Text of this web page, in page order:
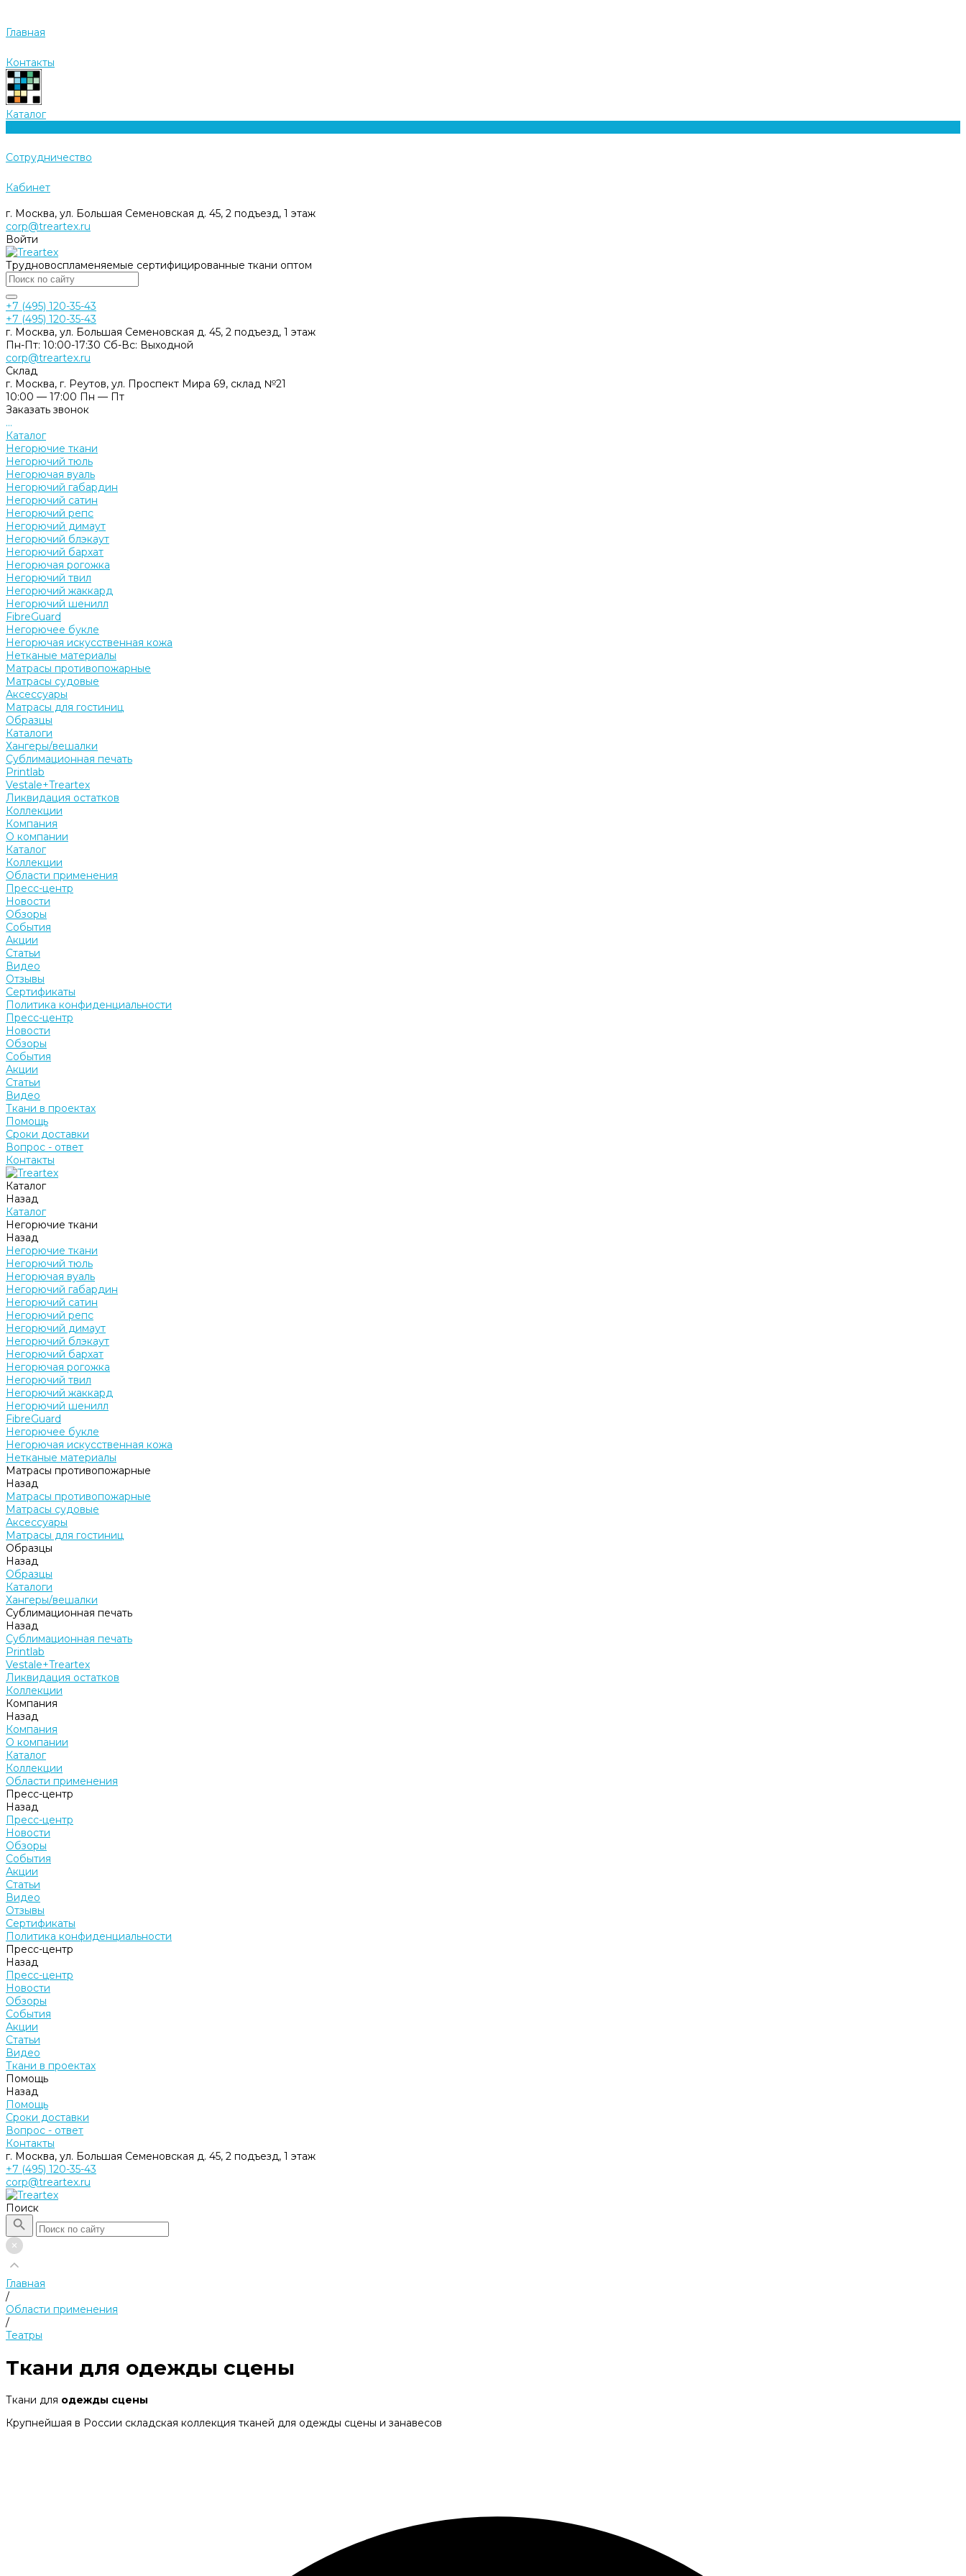
Главная
Контакты
Каталог
Cотрудничество
Кабинет
г. Москва, ул. Большая Семеновская д. 45, 2 подъезд, 1 этаж
corp@treartex.ru
Войти
Трудновоспламеняемые сертифицированные ткани оптом
+7 (495) 120-35-43
+7 (495) 120-35-43
г. Москва, ул. Большая Семеновская д. 45, 2 подъезд, 1 этаж
Пн-Пт: 10:00-17:30 Cб-Вс: Выходной
corp@treartex.ru
Склад
г. Москва, г. Реутов, ул. Проспект Мира 69, склад №21
10:00 — 17:00 Пн — Пт
Заказать звонок
...
Каталог
Негорючие ткани
Негорючий тюль
Негорючая вуаль
Негорючий габардин
Негорючий сатин
Негорючий репс
Негорючий димаут
Негорючий блэкаут
Негорючий бархат
Негорючая рогожка
Негорючий твил
Негорючий жаккард
Негорючий шенилл
FibreGuard
Негорючее букле
Негорючая искусственная кожа
Нетканые материалы
Матрасы противопожарные
Матрасы судовые
Аксессуары
Матрасы для гостиниц
Образцы
Каталоги
Хангеры/вешалки
Сублимационная печать
Printlab
Vestale+Treartex
Ликвидация остатков
Коллекции
Компания
О компании
Каталог
Коллекции
Области применения
Пресс-центр
Новости
Обзоры
События
Акции
Статьи
Видео
Отзывы
Сертификаты
Политика конфиденциальности
Пресс-центр
Новости
Обзоры
События
Акции
Статьи
Видео
Ткани в проектах
Помощь
Сроки доставки
Вопрос - ответ
Контакты
Каталог
Назад
Каталог
Негорючие ткани
Назад
Негорючие ткани
Негорючий тюль
Негорючая вуаль
Негорючий габардин
Негорючий сатин
Негорючий репс
Негорючий димаут
Негорючий блэкаут
Негорючий бархат
Негорючая рогожка
Негорючий твил
Негорючий жаккард
Негорючий шенилл
FibreGuard
Негорючее букле
Негорючая искусственная кожа
Нетканые материалы
Матрасы противопожарные
Назад
Матрасы противопожарные
Матрасы судовые
Аксессуары
Матрасы для гостиниц
Образцы
Назад
Образцы
Каталоги
Хангеры/вешалки
Сублимационная печать
Назад
Сублимационная печать
Printlab
Vestale+Treartex
Ликвидация остатков
Коллекции
Компания
Назад
Компания
О компании
Каталог
Коллекции
Области применения
Пресс-центр
Назад
Пресс-центр
Новости
Обзоры
События
Акции
Статьи
Видео
Отзывы
Сертификаты
Политика конфиденциальности
Пресс-центр
Назад
Пресс-центр
Новости
Обзоры
События
Акции
Статьи
Видео
Ткани в проектах
Помощь
Назад
Помощь
Сроки доставки
Вопрос - ответ
Контакты
г. Москва, ул. Большая Семеновская д. 45, 2 подъезд, 1 этаж
+7 (495) 120-35-43
corp@treartex.ru
Поиск
Главная
/
Области применения
/
Театры
Ткани для одежды сцены
Ткани для одежды сцены
Крупнейшая в России складская коллекция тканей для одежды сцены и занавесов